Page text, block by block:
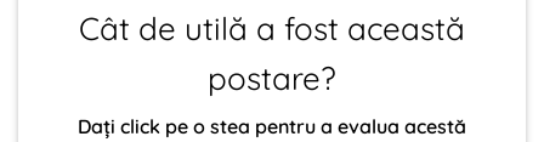
Cât de utilă a fost această
postare?
Dați click pe o stea pentru a evalua acestă